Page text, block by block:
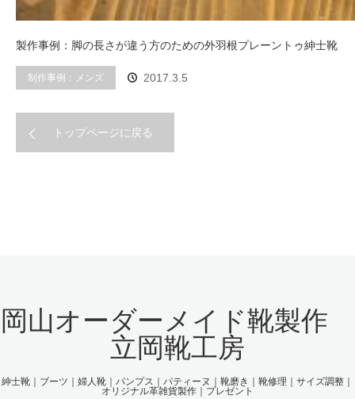
製作事例：脚の長さが違う方のための外羽根プレーントゥ紳士靴
制作事例：メンズ 2017.3.5
トップページに戻る
岡山オーダーメイド靴製作
立岡靴工房
紳士靴｜ブーツ｜婦人靴｜パンプス｜パティーヌ｜靴磨き｜靴修理｜サイズ調整｜
オリジナル革雑貨製作｜プレゼント